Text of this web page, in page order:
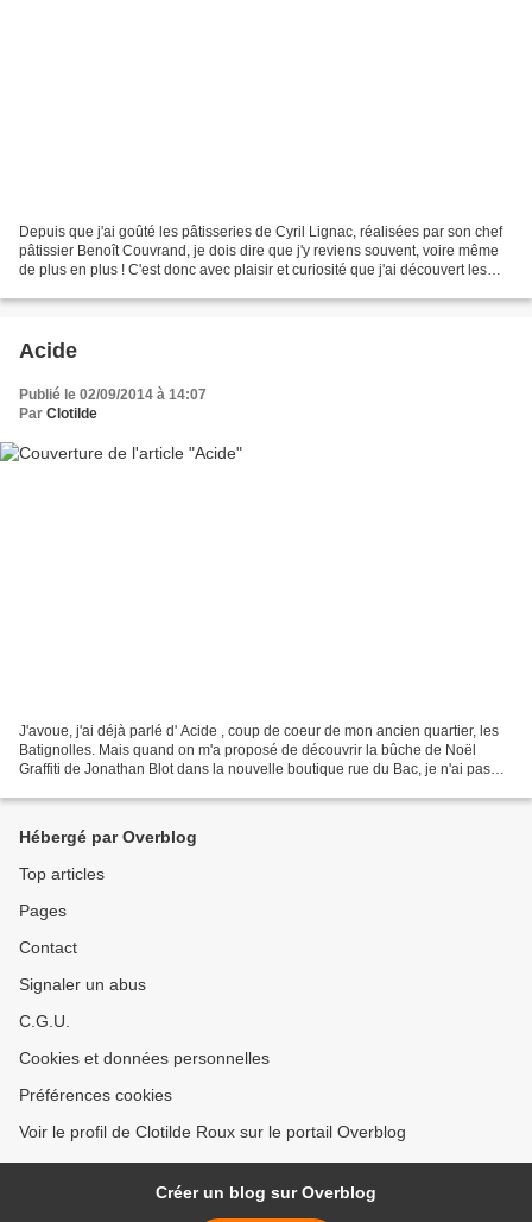
Depuis que j'ai goûté les pâtisseries de Cyril Lignac, réalisées par son chef
pâtissier Benoît Couvrand, je dois dire que j'y reviens souvent, voire même
de plus en plus ! C'est donc avec plaisir et curiosité que j'ai découvert les
Acide
Publié le 02/09/2014 à 14:07
Par Clotilde
J'avoue, j'ai déjà parlé d' Acide , coup de coeur de mon ancien quartier, les
Batignolles. Mais quand on m'a proposé de découvrir la bûche de Noël
Graffiti de Jonathan Blot dans la nouvelle boutique rue du Bac, je n'ai pas
Hébergé par Overblog
Top articles
Pages
Contact
Signaler un abus
C.G.U.
Cookies et données personnelles
Préférences cookies
Voir le profil de Clotilde Roux sur le portail Overblog
Créer un blog sur Overblog